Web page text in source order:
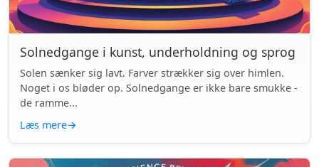
Solnedgange i kunst, underholdning og sprog
Solen sænker sig lavt. Farver strækker sig over himlen.
Noget i os bløder op. Solnedgange er ikke bare smukke -
de ramme...
Læs mere→